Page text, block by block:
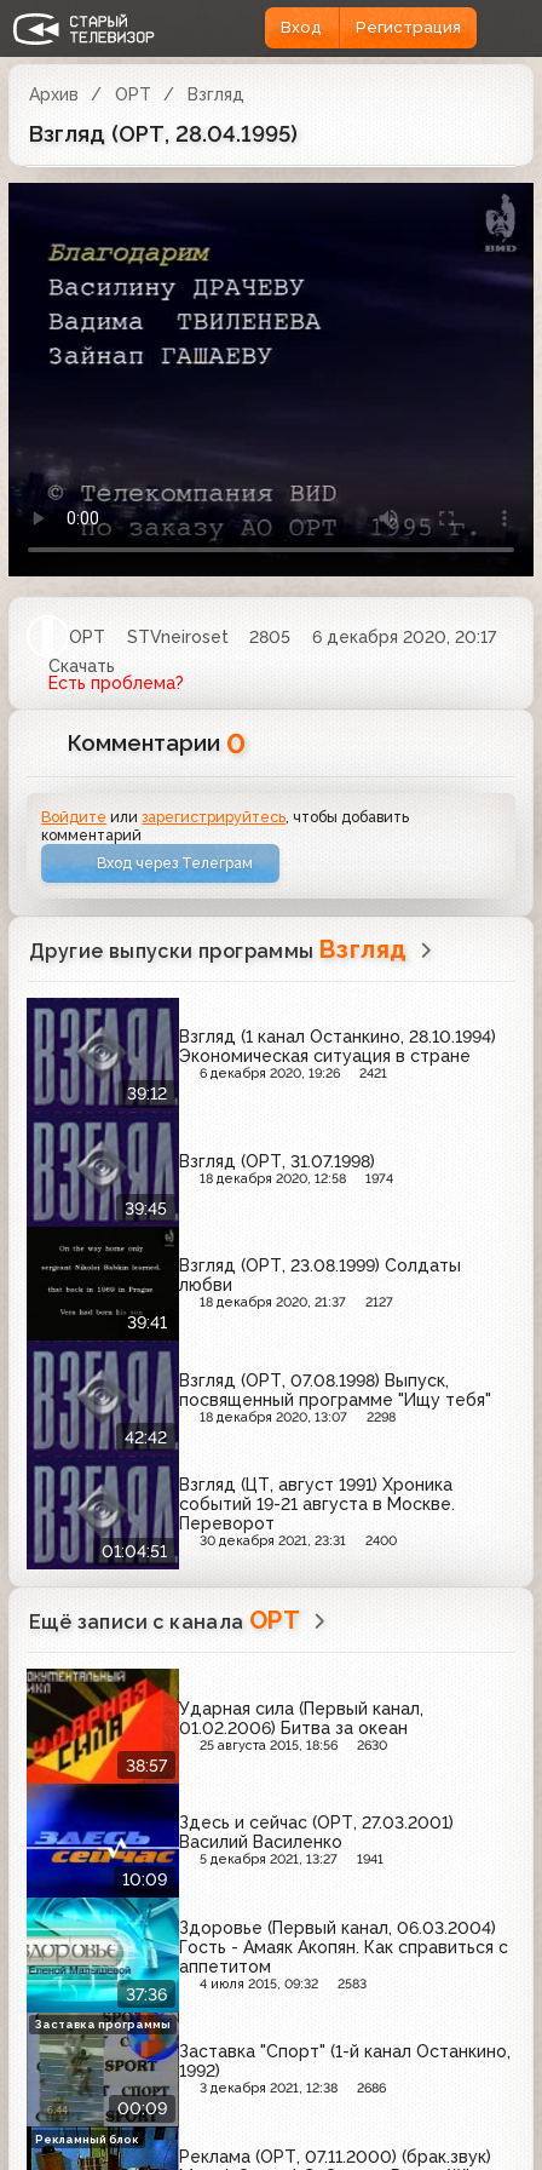
Вход Регистрация
Архив ОРТ Взгляд
Взгляд (ОРТ, 28.04.1995)
ОРТ STVneiroset 2805
6 декабря 2020, 20:17
Скачать
Есть проблема?
Комментарии 0
Войдите илизарегистрируйтесь, чтобы добавить
комментарий
Вход через Телеграм
Другие выпуски программы Взгляд
39:12
Взгляд (1 канал Останкино, 28.10.1994)
Экономическая ситуация в стране
6 декабря 2020, 19:26 2421
39:45
Взгляд (ОРТ, 31.07.1998)
18 декабря 2020, 12:58 1974
39:41
Взгляд (ОРТ, 23.08.1999) Солдаты
любви
18 декабря 2020, 21:37 2127
42:42
Взгляд (ОРТ, 07.08.1998) Выпуск,
посвященный программе "Ищу тебя"
18 декабря 2020, 13:07 2298
01:04:51
Взгляд (ЦТ, август 1991) Хроника
событий 19-21 августа в Москве.
Переворот
30 декабря 2021, 23:31 2400
Ещё записи с канала ОРТ
38:57
Ударная сила (Первый канал,
01.02.2006) Битва за океан
25 августа 2015, 18:56 2630
10:09
Здесь и сейчас (ОРТ, 27.03.2001)
Василий Василенко
5 декабря 2021, 13:27 1941
37:36
Здоровье (Первый канал, 06.03.2004)
Гость - Амаяк Акопян. Как справиться с
аппетитом
4 июля 2015, 09:32 2583
00:09
Заставка "Спорт" (1-й канал Останкино,
1992)
3 декабря 2021, 12:38 2686
Заставка программы
Реклама (ОРТ, 07.11.2000) (брак.звук)
Рекламный блок